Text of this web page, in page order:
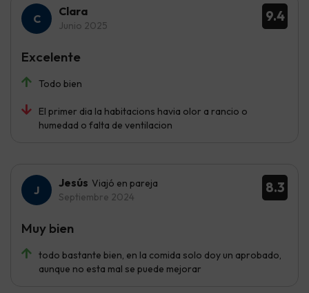
9.4
Clara
Junio 2025
Todo bien
El primer dia la habitacions havia olor a rancio o
humedad o falta de ventilacion
Excelente
8.3
Jesús Viajó en pareja
Septiembre 2024
todo bastante bien, en la comida solo doy un aprobado,
aunque no esta mal se puede mejorar
Muy bien